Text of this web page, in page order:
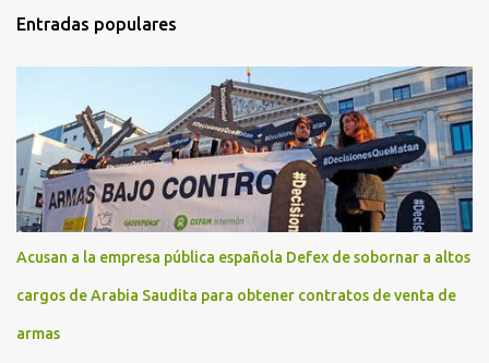
Entradas populares
Acusan a la empresa pública española Defex de sobornar a altos
cargos de Arabia Saudita para obtener contratos de venta de
armas